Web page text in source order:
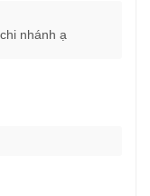
nhánh ạ